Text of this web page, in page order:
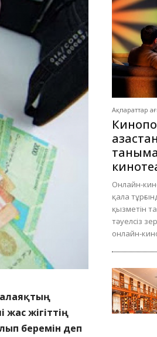
алаяқтың
жас жігіттің
беремін деп
Ақпараттар
Онлайн-
қала
қызметін
тәуелсіз
онлайн-